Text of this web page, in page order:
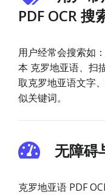
PDF OCR 搜
用户经常会搜索如
本 克罗地亚语、扫
取克罗地亚语文字
似关键词。
无障碍
克罗地亚语 PDF